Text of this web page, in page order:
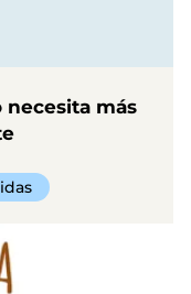
necesita más